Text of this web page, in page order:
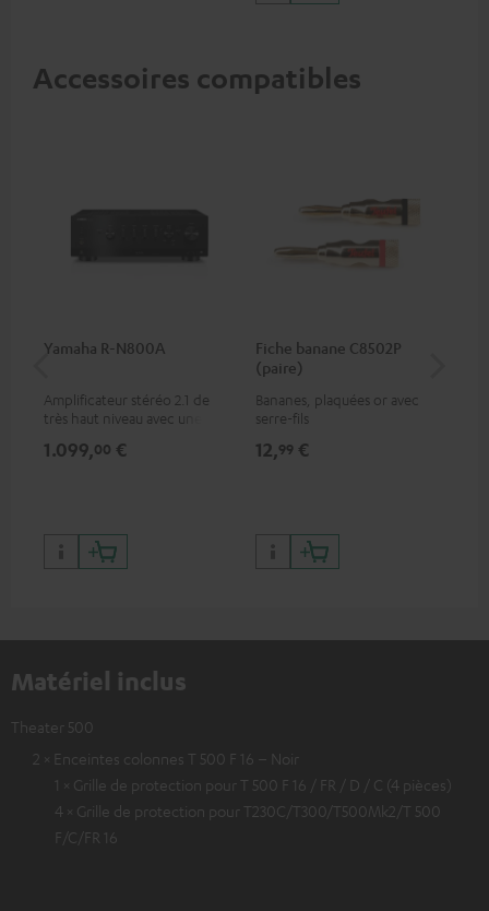
Accessoires compatibles
Yamaha R-N800A
Amplificateur stéréo 2.1 de
très haut niveau avec une
canal sous 4 ohms (à 1 kHz,
1.099,00 €
Fiche banane C8502P
(paire)
Bananes, plaquées or avec
serre-fils
12,99 €
Matériel inclus
Theater 500
2 × Enceintes colonnes T 500 F 16 – Noir
1 × Grille de protection pour T 500 F 16 / FR / D / C (4 pièces)
4 × Grille de protection pour T230C/T300/T500Mk2/T 500
F/C/FR 16